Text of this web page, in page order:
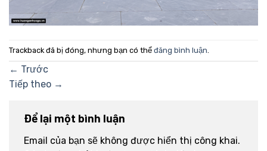
Trackback đã bị đóng, nhưng bạn có thể đăng bình luận
← Trước
Tiếp theo →
Để lại một bình luận
Email của bạn sẽ không được hiển thị công khai.